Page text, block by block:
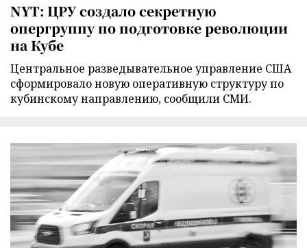
NYT: ЦРУ создало секретную
опергруппу по подготовке революции
на Кубе
Центральное разведывательное управление США
сформировало новую оперативную структуру по
кубинскому направлению, сообщили СМИ.